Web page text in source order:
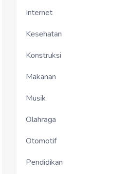
Internet
Kesehatan
Konstruksi
Makanan
Musik
Olahraga
Otomotif
Pendidikan